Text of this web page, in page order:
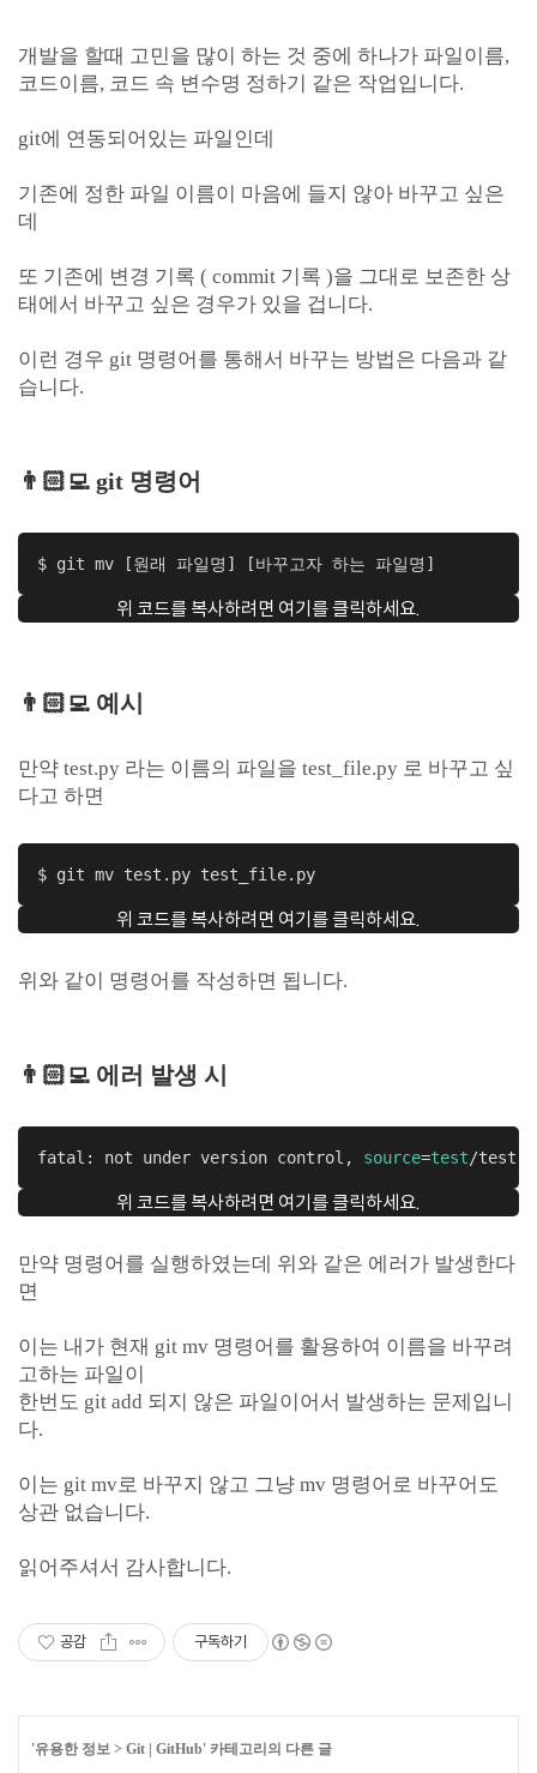
개발을 할때 고민을 많이 하는 것 중에 하나가 파일이름,
코드이름, 코드 속 변수명 정하기 같은 작업입니다.
git에 연동되어있는 파일인데
기존에 정한 파일 이름이 마음에 들지 않아 바꾸고 싶은
데
또 기존에 변경 기록 ( commit 기록 )을 그대로 보존한 상
태에서 바꾸고 싶은 경우가 있을 겁니다.
이런 경우 git 명령어를 통해서 바꾸는 방법은 다음과 같
습니다.
👨🏻‍💻 git 명령어
$ git mv [원래 파일명] [바꾸고자 하는 파일명]
위 코드를 복사하려면 여기를 클릭하세요.
👨🏻‍💻 예시
만약 test.py 라는 이름의 파일을 test_file.py 로 바꾸고 싶
다고 하면
$ git mv test.py test_file.py
위 코드를 복사하려면 여기를 클릭하세요.
위와 같이 명령어를 작성하면 됩니다.
👨🏻‍💻 에러 발생 시
fatal: not under version control, source=test/
위 코드를 복사하려면 여기를 클릭하세요.
만약 명령어를 실행하였는데 위와 같은 에러가 발생한다
면
이는 내가 현재 git mv 명령어를 활용하여 이름을 바꾸려
고하는 파일이
한번도 git add 되지 않은 파일이어서 발생하는 문제입니
다.
이는 git mv로 바꾸지 않고 그냥 mv 명령어로 바꾸어도
상관 없습니다.
읽어주셔서 감사합니다.
공감 구독하기
'유용한 정보 > Git | GitHub' 카테고리의 다른 글